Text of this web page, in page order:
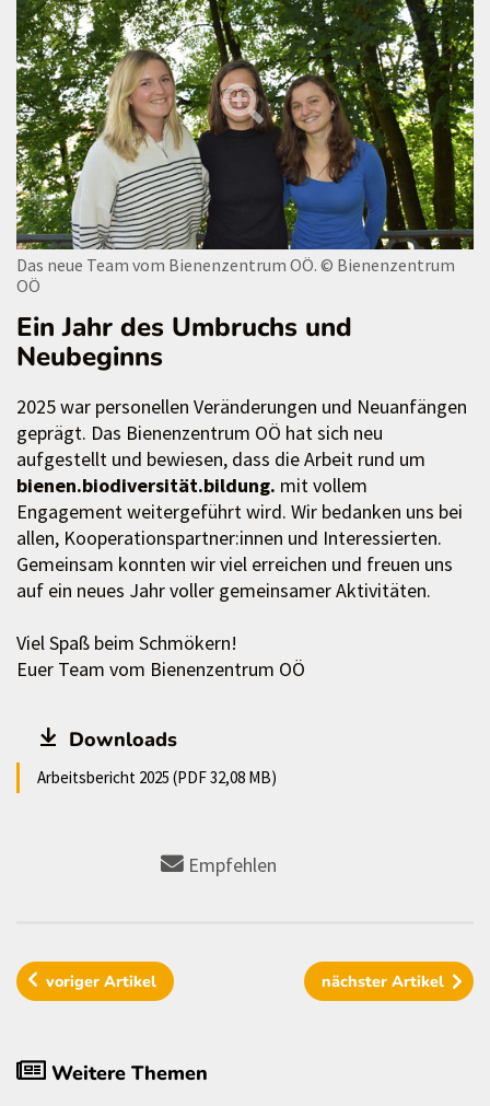
Das neue Team vom Bienenzentrum OÖ. © Bienenzentrum
OÖ
Ein Jahr des Umbruchs und
Neubeginns
2025 war personellen Veränderungen und Neuanfängen
geprägt. Das Bienenzentrum OÖ hat sich neu
aufgestellt und bewiesen, dass die Arbeit rund um
bienen.biodiversität.bildung. mit vollem
Engagement weitergeführt wird. Wir bedanken uns bei
allen, Kooperationspartner:innen und Interessierten.
Gemeinsam konnten wir viel erreichen und freuen uns
auf ein neues Jahr voller gemeinsamer Aktivitäten.
Viel Spaß beim Schmökern!
Euer Team vom Bienenzentrum OÖ
Downloads
Arbeitsbericht 2025 (PDF 32,08 MB)
Empfehlen
vorigerArtikel nächster Artikel
Weitere Themen